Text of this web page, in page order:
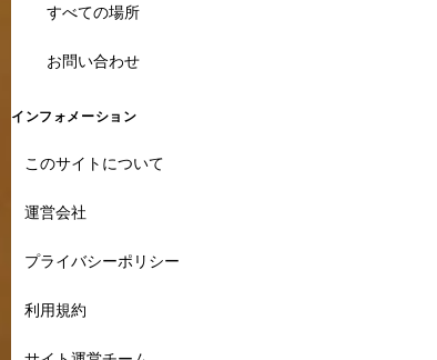
すべての場所
お問い合わせ
インフォメーション
このサイトについて
運営会社
プライバシーポリシー
利用規約